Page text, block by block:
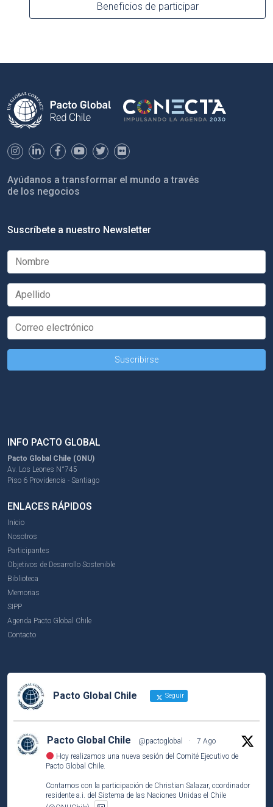
Beneficios de participar
Ayúdanos a transformar el mundo a través
de los negocios
Suscríbete a nuestro Newsletter
INFO PACTO GLOBAL
Pacto Global Chile (ONU)
Av. Los Leones N°745
Piso 6 Providencia - Santiago
ENLACES RÁPIDOS
Inicio
Nosotros
Participantes
Objetivos de Desarrollo Sostenible
Biblioteca
Memorias
SIPP
Agenda Pacto Global Chile
Contacto
Pacto Global Chile Seguir
Pacto Global Chile @pactoglobal ·
7 Ago
Hoy realizamos una nueva sesión del Comité Ejecutivo de
Pacto Global Chile.
Contamos con la participación de Christian Salazar, coordinador
residente a.i. del Sistema de las Naciones Unidas el Chile